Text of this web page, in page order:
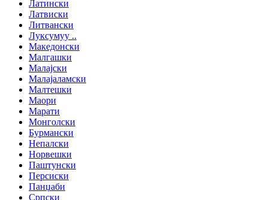
Латински
Латвиски
Литвански
Луксумуу ..
Македонски
Малгашки
Малајски
Малајаламски
Малтешки
Маори
Марати
Монголски
Бурмански
Непалски
Норвешки
Паштунски
Персиски
Панџаби
Српски